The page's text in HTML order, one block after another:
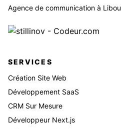
Agence de communication à
SERVICES
Création Site Web
Développement SaaS
CRM Sur Mesure
Développeur Next.js